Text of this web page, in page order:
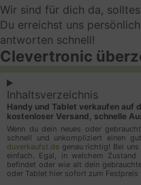
Wir sind für dich da,
Du erreichst uns
antworten schnell!
Clevertronic
Inhaltsverzeichnis
Handy und Tablet verkaufen auf
kostenloser Versand, schnelle
Wenn du dein neues oder
schnell und unkompliziert einen
duverkaufst.de genau richtig! Bei
einfach. Egal, in welchem
befindet oder wie alt dein
oder Tablet hier sofort zum Festpreis
Nutzungsverhalten
ermitteln. Marketing-
wenn Nutzer
um das Klickverhalten
Online-Marketing-
Platzierung von Inhalten
Werbenetzwerks des
Suchergebnissen, in
dass sie Nutzern
mutmaßliches Interesse